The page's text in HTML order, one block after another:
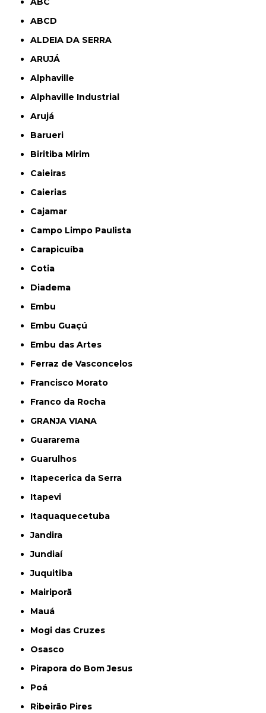
ABCD
ALDEIA DA SERRA
ARUJÁ
Alphaville
Alphaville Industrial
Arujá
Barueri
Biritiba Mirim
Caieiras
Caierias
Cajamar
Campo Limpo Paulista
Carapicuíba
Cotia
Diadema
Embu
Embu Guaçú
Embu das Artes
Ferraz de Vasconcelos
Francisco Morato
Franco da Rocha
GRANJA VIANA
Guararema
Guarulhos
Itapecerica da Serra
Itapevi
Itaquaquecetuba
Jandira
Jundiaí
Juquitiba
Mairiporã
Mauá
Mogi das Cruzes
Osasco
Pirapora do Bom Jesus
Poá
Ribeirão Pires